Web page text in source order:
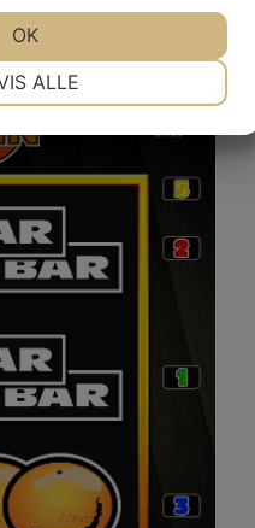
ALLE
OK